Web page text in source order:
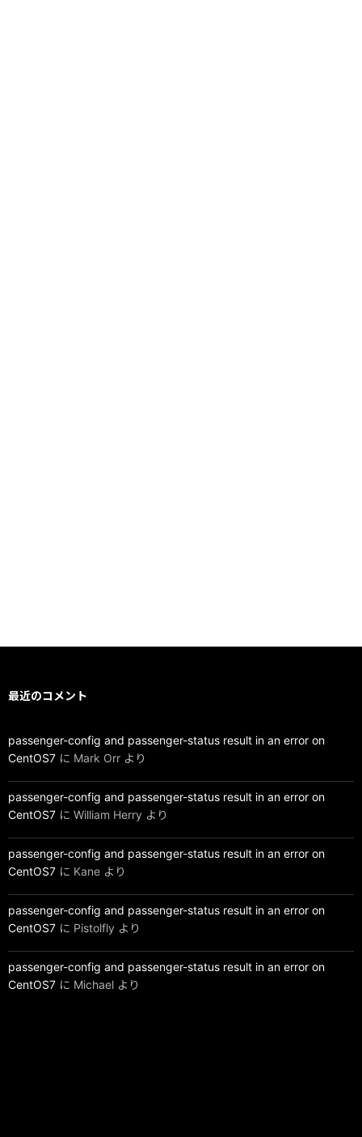
最近のコメント
passenger-config and passenger-status result in an error on
CentOS7 に Mark Orr より
passenger-config and passenger-status result in an error on
CentOS7 に William Herry より
passenger-config and passenger-status result in an error on
CentOS7 に Kane より
passenger-config and passenger-status result in an error on
CentOS7 に Pistolfly より
passenger-config and passenger-status result in an error on
CentOS7 に Michael より